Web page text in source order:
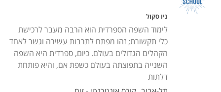
ניו סקול
לימוד השפה הספרדית הוא הרבה מעבר לרכישת
כלי תקשורת; זהו מפתח לתרבות עשירה וגשר לאחד
הקהלים הגדולים בעולם. כיום, ספרדית היא השפה
השנייה בתפוצתה בעולם כשפת אם, והיא פותחת
דלתות